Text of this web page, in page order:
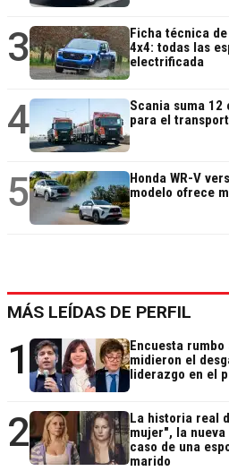
3
Ficha técnica
4x4: todas las
electrificada
4
Scania suma 12
para el
5
Honda WR-V
modelo ofrece
MÁS LEÍDAS DE PERFIL
1
Encuesta
midieron el
liderazgo en el
2
La historia real
mujer", la
caso de una
marido